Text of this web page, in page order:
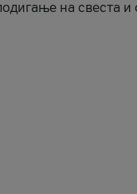
на свеста